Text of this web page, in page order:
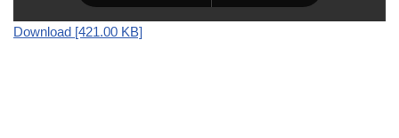
Download [421.00 KB]